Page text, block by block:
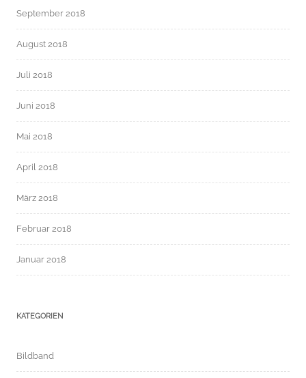
September 2018
August 2018
Juli 2018
Juni 2018
Mai 2018
April 2018
März 2018
Februar 2018
Januar 2018
KATEGORIEN
Bildband